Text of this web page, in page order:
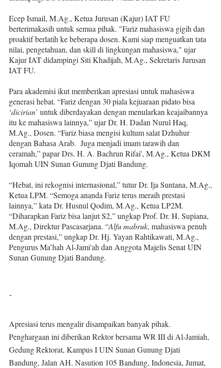
Ecep Ismail, M.Ag., Ketua Jurusan (Kajur) IAT FU
berterimakasih untuk semua pihak. "Fariz mahasiswa gigih dan
proaktif berlatih ke beberapa dosen. Kami siap menguatkan tata
nilai, pengetahuan, dan skill di lingkungan mahasiswa," ujar
Kajur IAT didampingi Siti Khadijah, M.Ag., Sekretaris Jurusan
IAT FU.
Para akademisi ikut memberikan apresiasi untuk mahasiswa
generasi hebat. “Fariz dengan 30 piala kejuaraan pidato bisa
‘dicirian’ untuk diberdayakan dengan menularkan keajaibannya
itu ke mahasiswa lainnya,” ujar Dr. H. Dadan Nurul Haq,
M.Ag., Dosen. “Fariz biasa mengisi kultum salat Dzhuhur
dengan Bahasa Arab. Juga menjadi imam tarawih dan
ceramah,” papar Drs. H. A. Bachrun Rifai', M.Ag., Ketua DKM
Iqomah UIN Sunan Gunung Djati Bandung.
“Hebat, ini rekognisi internasional,” tutur Dr. Ija Suntana, M.Ag.,
Ketua LPM. “Semoga ananda Fariz terus meraih prestasi
lainnya,” kata Dr. Husnul Qodim, M.Ag., Ketua LP2M.
“Diharapkan Fariz bisa lanjut S2,” ungkap Prof. Dr. H. Supiana,
M.Ag., Direktur Pascasarjana. “Alfu mabruk, mahasiswa penuh
dengan prestasi,” ungkap Dr. Hj. Yayan Rahtikawati, M.Ag.,
Pengurus Ma’hah Al-Jami'ah dan Anggota Majelis Senat UIN
Sunan Gunung Djati Bandung.
-
Apresiasi terus mengalir disampaikan banyak pihak.
Penghargaan ini diberikan Rektor bersama WR III di Al-Jamiah,
Gedung Rektorat, Kampus I UIN Sunan Gunung Djati
Bandung, Jalan AH. Nasution 105 Bandung, Indonesia, Jumat,